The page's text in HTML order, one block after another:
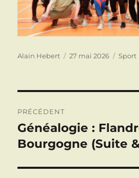
Auteur
Alain Hebert
Publié
27 mai 2026 Sport
de
l’article
PRÉCÉDENT
Publication
précédente :
Généalogie :
Bourgogne (Suite